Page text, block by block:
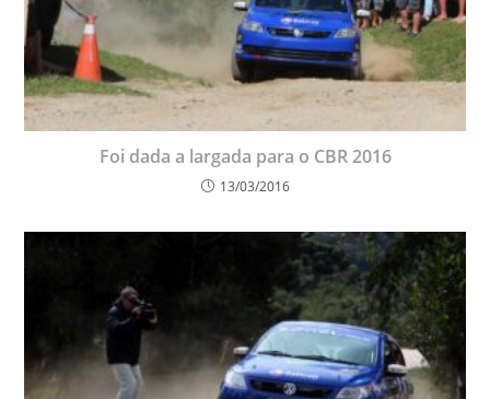
Foi dada a largada para o CBR 2016
13/03/2016